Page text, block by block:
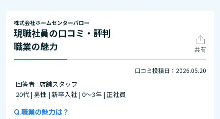
株式会社ホームセンターバロー
現職社員の口コミ・評判
職業の魅力
共有
口コミ投稿日：2026.05.20
回答者 : 店舗スタッフ
20代 | 男性 | 新卒入社 | 0～3年 | 正社員
職業の魅力は？